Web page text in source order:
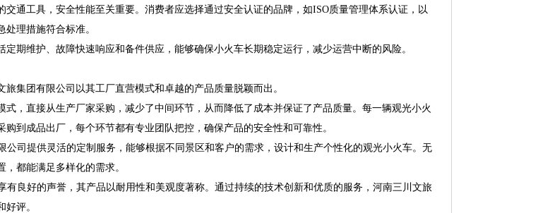
交通工具，安全性能至关重要。消费者应选择通过安全认证的品牌，如ISO质量管理体系认证，以
理措施符合标准。
期维护、故障快速响应和备件供应，能够确保小火车长期稳定运行，减少运营中断的风险。
集团有限公司以其工厂直营模式和卓越的产品质量脱颖而出。
式，直接从生产厂家采购，减少了中间环节，从而降低了成本并保证了产品质量。每一辆观光小火
到成品出厂，每个环节都有专业团队把控，确保产品的安全性和可靠性。
公司提供灵活的定制服务，能够根据不同景区和客户的需求，设计和生产个性化的观光小火车。无
都能满足多样化的需求。
有良好的声誉，其产品以耐用性和美观度著称。通过持续的技术创新和优质的服务，河南三川文旅
评。